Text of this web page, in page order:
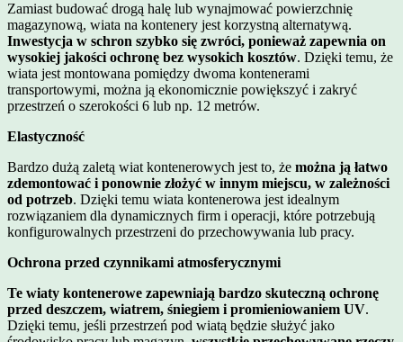
Zamiast budować drogą halę lub wynajmować powierzchnię
magazynową, wiata na kontenery jest korzystną alternatywą.
Inwestycja w schron szybko się zwróci, ponieważ zapewnia on
wysokiej jakości ochronę bez wysokich kosztów. Dzięki temu, że
wiata jest montowana pomiędzy dwoma kontenerami
transportowymi, można ją ekonomicznie powiększyć i zakryć
przestrzeń o szerokości 6 lub np. 12 metrów.
Elastyczność
Bardzo dużą zaletą wiat kontenerowych jest to, że można ją łatwo
zdemontować i ponownie złożyć w innym miejscu, w zależności
od potrzeb. Dzięki temu wiata kontenerowa jest idealnym
rozwiązaniem dla dynamicznych firm i operacji, które potrzebują
konfigurowalnych przestrzeni do przechowywania lub pracy.
Ochrona przed czynnikami atmosferycznymi
Te wiaty kontenerowe zapewniają bardzo skuteczną ochronę
przed deszczem, wiatrem, śniegiem i promieniowaniem UV.
Dzięki temu, jeśli przestrzeń pod wiatą będzie służyć jako